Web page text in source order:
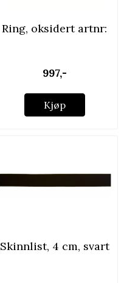
Ring, oksidert artnr:
997,-
Kjøp
Skinnlist, 4 cm, svart